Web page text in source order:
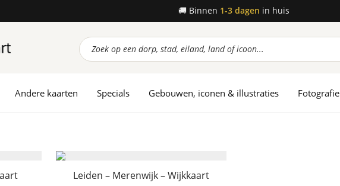
🚚 Binnen 1-3 dagen in huis
Producten
zoeken
Andere kaarten Specials Gebouwen, iconen & illustraties Fotografie
Leiden – Merenwijk – Wijkkaart